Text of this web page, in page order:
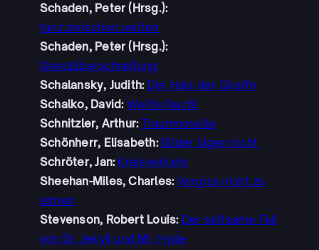
Schaden, Peter (Hrsg.):
tanz.zwischen.welten
Schaden, Peter (Hrsg.):
Grenzüberschreitung
Schalansky, Judith: Der Hals der Giraffe
Schalko, David: Weiße Nacht
Schnitzler, Arthur: Traumnovelle
Schönherr, Elisabeth: Bilder lügen nicht
Schröter, Jan: Kreisverkehr
Sheehan-Miles, Charles: Vergiss nicht zu
atmen
Stevenson, Robert Louis: Der seltsame Fall
von Dr. Jekyll und Mr. Hyde